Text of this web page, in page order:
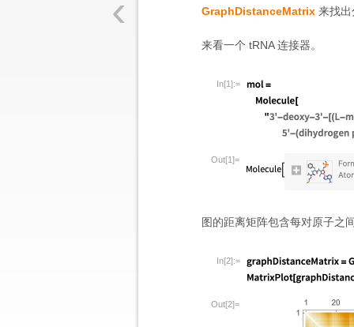
‹
GraphDistanceMatrix 来找
来看一个 tRNA 连接器。
In[1]:=
Out[1]=
图的距离矩阵包含每对原子之
In[2]:=
Out[2]=